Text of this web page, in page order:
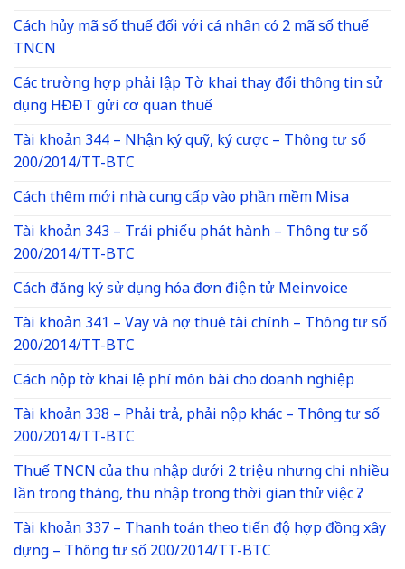
Cách hủy mã số thuế đối với cá nhân có 2 mã số thuế
TNCN
Các trường hợp phải lập Tờ khai thay đổi thông tin sử
dụng HĐĐT gửi cơ quan thuế
Tài khoản 344 – Nhận ký quỹ, ký cược – Thông tư số
200/2014/TT-BTC
Cách thêm mới nhà cung cấp vào phần mềm Misa
Tài khoản 343 – Trái phiếu phát hành – Thông tư số
200/2014/TT-BTC
Cách đăng ký sử dụng hóa đơn điện tử Meinvoice
Tài khoản 341 – Vay và nợ thuê tài chính – Thông tư số
200/2014/TT-BTC
Cách nộp tờ khai lệ phí môn bài cho doanh nghiệp
Tài khoản 338 – Phải trả, phải nộp khác – Thông tư số
200/2014/TT-BTC
Thuế TNCN của thu nhập dưới 2 triệu nhưng chi nhiều
lần trong tháng, thu nhập trong thời gian thử việc ?
Tài khoản 337 – Thanh toán theo tiến độ hợp đồng xây
dựng – Thông tư số 200/2014/TT-BTC